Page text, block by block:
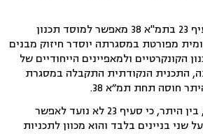
ועדת הערר טענה כי סעיף 23 בתמ"א 38 מאפשר למוסד תכנון
מפורטת במסגרתה יוסדר חיזוק מבנים
הקונקרטיים ולמאפיינים הייחודיים של
התכנית הנקודתית התקבלה במסגרת
חוסה תחת תמ״א 38.
העותרים טענו בתגובה, בין היתר, כי סעיף 23 לא נועד לאפשר
שני בניינים בלבד והוא מכוון לתכניות